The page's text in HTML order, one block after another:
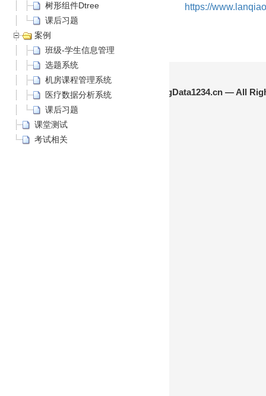
树形组件Dtree
课后习题
案例
班级-学生信息管理
选题系统
机房课程管理系统
医疗数据分析系统
课后习题
课堂测试
考试相关
https://
© 2024-2026 BigData1234.cn — All